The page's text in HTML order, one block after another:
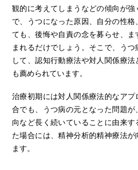
観的に考えてしまうなどの傾向が
で、うつになった原因、自分の性格
ても、後悔や自責の念を募らせ、ま
まれるだけでしょう。そこで、うつ
して、認知行動療法や対人関係療
も薦められています。
治療初期には対人関係療法的なア
合でも、うつ病の元となった問題が
向など長く続いていることに由来す
た場合には、精神分析的精神療法が
ます。